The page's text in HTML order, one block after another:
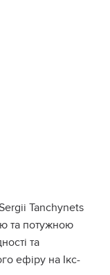
Tanchynets
та потужною
та
ефіру на Ікс-